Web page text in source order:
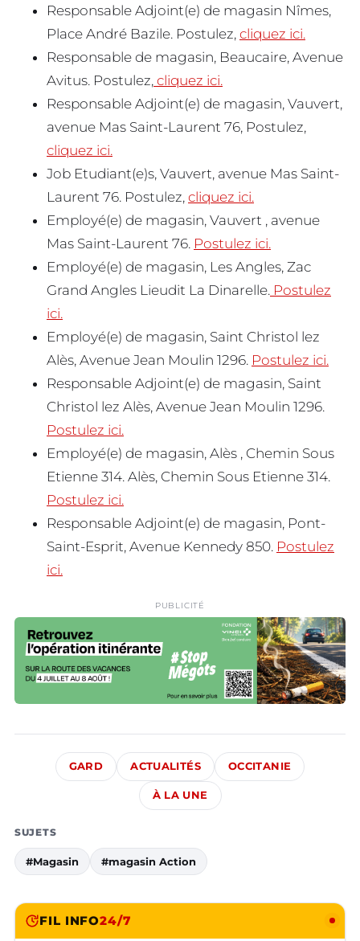
Responsable Adjoint(e) de magasin Nîmes,
Place André Bazile. Postulez, cliquez ici.
Responsable de magasin, Beaucaire, Avenue
Avitus. Postulez, cliquez ici.
Responsable Adjoint(e) de magasin, Vauvert,
avenue Mas Saint-Laurent 76, Postulez,
cliquez ici.
Job Etudiant(e)s, Vauvert, avenue Mas Saint-
Laurent 76. Postulez, cliquez ici.
Employé(e) de magasin, Vauvert , avenue
Mas Saint-Laurent 76. Postulez ici.
Employé(e) de magasin, Les Angles, Zac
Grand Angles Lieudit La Dinarelle. Postulez
ici.
Employé(e) de magasin, Saint Christol lez
Alès, Avenue Jean Moulin 1296. Postulez ici.
Responsable Adjoint(e) de magasin, Saint
Christol lez Alès, Avenue Jean Moulin 1296.
Postulez ici.
Employé(e) de magasin, Alès , Chemin Sous
Etienne 314. Alès, Chemin Sous Etienne 314.
Postulez ici.
Responsable Adjoint(e) de magasin, Pont-
Saint-Esprit, Avenue Kennedy 850. Postulez
ici.
PUBLICITÉ
GARD ACTUALITÉS OCCITANIE
À LA UNE
SUJETS
#Magasin #magasin Action
FIL INFO24/7